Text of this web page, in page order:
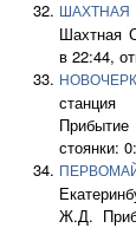
ШАХТНАЯ
Шахтная
в 22:44,
стоянки:
Ж.Д.